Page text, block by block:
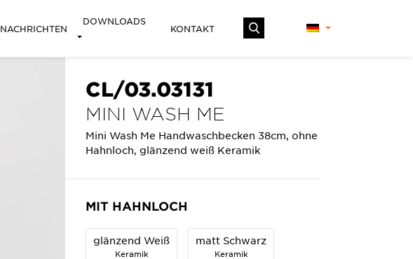
NACHRICHTEN
DOWNLOADS
KONTAKT
CL/03.03131
MINI WASH ME
Mini Wash Me Handwaschbecken 38cm, ohne
Hahnloch, glänzend weiß Keramik
MIT HAHNLOCH
glänzend Weiß
Keramik
matt Schwarz
Keramik